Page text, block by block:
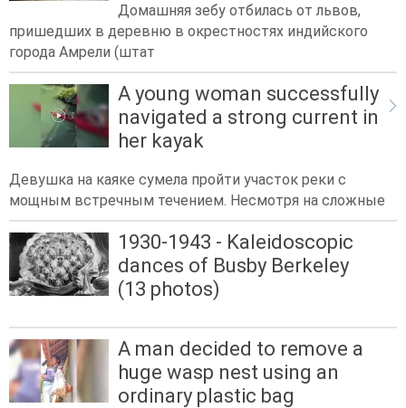
Домашняя зебу отбилась от львов,
пришедших в деревню в окрестностях индийского
города Амрели (штат
A young woman successfully
navigated a strong current in
her kayak
Девушка на каяке сумела пройти участок реки с
мощным встречным течением. Несмотря на сложные
1930-1943 - Kaleidoscopic
dances of Busby Berkeley
(13 photos)
A man decided to remove a
huge wasp nest using an
ordinary plastic bag